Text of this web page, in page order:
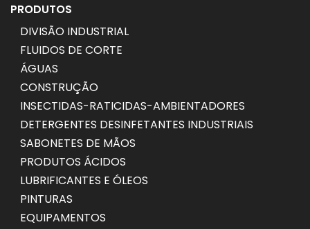
PRODUTOS
DIVISÃO INDUSTRIAL
FLUIDOS DE CORTE
ÁGUAS
CONSTRUÇÃO
INSECTIDAS-RATICIDAS-AMBIENTADORES
DETERGENTES DESINFETANTES INDUSTRIAIS
SABONETES DE MÃOS
PRODUTOS ÁCIDOS
LUBRIFICANTES E ÓLEOS
PINTURAS
EQUIPAMENTOS